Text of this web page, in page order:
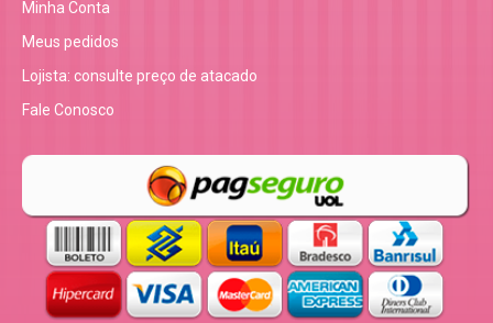
Minha Conta
Meus pedidos
Lojista: consulte preço de atacado
Fale Conosco